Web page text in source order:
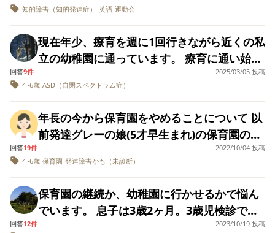
の、 やはり「あの子はたたく子だから･･･」
と、クラスで浮いている存在に。 積極奇異タ
イプで、友だちは欲しい息子は、時々、悲し
そうに 「ぼくだけ友だちができない」「嫌わ
れちゃった」と言ってます。 公立幼稚園だ
と、友だちとの関わりを、今よりはサポート
してくれると言っています。 （ただし、公立
幼稚園は、配慮が必要な園児の数がとても多
いので、 先生の手が足りていない様子もあり
ます･･･） シンプルに考えると、今すぐに転
園すべきなのですが、 小学校に入って、同じ
幼稚園出身の友だちが一人もいない環境とい
うのも 悩ましく･･･ 皆さんの率直なご意見、
的にも幼稚園の内容に全く付いて行けていな
いんです。 そして毎日でないにしろ別室待機
になるな ら、療育に毎日通う方が息子の為に
なるのでは？と思ってしまいます。 幼稚園か
ら逃げたい私の我が儘なのか 本当に一人で遊
ぶ時間がほとんどでも幼稚園に通うべきなの
か 分かりません。 皆さんは何を基準に幼稚園
に通える、通わせられると判断されました
か？
か？ 今の幼稚園には、問題ないから、無理矢
理でも幼稚園に連れてくれば大丈夫と言われ
るし、 誰に相談したらよいか分からず悩んで
います。 ※ちなみに、転園候補の園に見学し
に行ったのですが、 子供たちは皆良い子たち
で、息子のフォローしてくれたり、優しくし
てくれたのですが、 先生もしっかりしていて
優しいには優しかったのですが、 発達障害と
いったら、あまりいい顔をされませんでし
た… 発達障害のことをよく知らないようだっ
たので、療育の先生からお話してもらえる、
と話したら、それは大丈夫でしたが、 発達障
の先生がおられました。(資格は不明ですがふ
たりおられるとのこと)その園に体験見学にい
くと、息子は先生方に甘え、穏やかにニコニ
コ遊んだり休憩をとったり、自分のペースで
好きなことに取り組んでいました。また幼稚
の園児と手を繋ぎ、目を合わせて笑い合って
いました。。 就学をふまえて幼稚園に入園さ
せたのは、今では親のエゴだったかもしれな
いと思っています。 幼稚園で他の子どもの成
長と息子をくらべてしまう自分にも自己嫌悪
で、参観日が少し怖くもなりました。 息子が
自分らしくいられる小規模保育園に、思い切
って今すぐ転園希望を出してみようか。 もし
と仰られました。 私はその言葉を重く受け止
め、子供に無理をさせていたと反省し、沢山
の笑顔が見られる場所にと療育園への転園を
決意しました。 療育園へ見学に行き、手厚く
丁寧な保育にとても良い印象を持ちました。
ただ、お友達からの刺激やコミュニケーショ
ンなどは確かに弱く、主治医の先生の仰る通
り物足りなくなる可能性はあるかな、とは感
じました。 今の決意のまま療育園へ転園する
か？ 他の遊び中心の園へ年長から転園し、小
療育を受け弱い部分の底上げをしていくの
か？ 子供は環境の変化に弱い部分があり、慣
れるのに3ヵ月から半年くらいかかります。 5
た。そしたら○○ちゃんのお母さんが「私がチ
ョロチョロする子供を見てなかったのが悪い
し、大丈夫だよ。むしろ○○君(息子)が皆に
「小さい子泣かせていけないんだ～」って言
われて、泣きそうになって可哀想だったよ」
と言われました。 年中の担任の先生から「年
中になり始めて、息子さんがお友達から悪い
子や変な子って思われる雰囲気があった。だ
からその雰囲気を変えようとやってきまし
た。今は息子さんはお友達にはすごく優しい
んですよ。今日もお友達が喧嘩になって、叩
いているお友達の手を掴んで「ダメ」って言
って止めたんです。でも叩いているお友達も
興奮してたから、今度は息子さんが叩かれ
が少ないこと （連絡帳のやりとりも短文で
す） ・入園後、教育色が強く、厳しめの教育
方針だと感じた。（定型発達の子だと良さそ
うだけど、我が子には合ってないので
は...？） ・療育の先生にも厳しめの園だから
ついていくのは大変かもしれないと聞いた ・
年中、年長とどんどん活動のレベルが高くな
っていくのでついていけるのか不安であるこ
と ・運動会や発表会などの行事のたびに周り
の子との差を感じて不安が大きくなっている
こと ・加配がつけられず、年中からフリーの
先生も減ったこと そして、近所の公立の園だ
り＝病的な子」と認識しており不信感を抱き
ました。 更に、保育士の入れ替わりが結構あ
るように感じていて、年に3名（全体の保育士
は10名）あったので、もしかしてブラック保
育園なのか？と思い、転園を検討しました。
が、家から自転車で20分の所にあり、快く受
け入れOKしてもらい、先日幼稚園面接に行っ
て、母子分離で子供の様子を見てもらう際、
ずーとギャン泣きだったようですが、有難い
ことに合格させてもらえました。 でも、本当
に転園した方が我が子にとっていいのか、分
からなくなってきました。 受け入れOKの幼
稚園は、加配やフリーの先生が居ないため、
く、むしろしっかりしているので助けてもら
うこともよくあります。 歯医者では母は待合
室にいて、子どもひとりで治療にいけていま
す。 遊び広場でも時間を伝えれば、その時間
に片付けて帰れます。 大人数の体操教室も特
に問題なく参加できています。 支援センター
は家の様子ではなく、 幼稚園からの意見書で
こどもの発達を判断するそうです。 私が幼稚
園に何をいっても、 そうですよね、お母さ
ん、受け入れられないですよね、わかります
認定をされています。 確かに子育てで不都合
を感じてるなら 支援センターにいかせるべき
だとおもいます。 しかし、親は不都合をかん
加配の先生がついてサポートしてくれている
の入園でした） 3歳5ヶ月で受けた新版K式発
達検査ではDQ52。 発達年齢は1歳10ヶ月程度
という結果でした。先日精神児童発達の先生
にも診ていただき、自閉症の診断もつくと思
いますと言われました。発語は単語しか話せ
ず、身辺自立も難しいです。切り替えが難し
い場面があったり、多動気味でフラフラして
いることも多めです。 進級にあたり先日園か
ら年少にあがるとカリキュラムが増えてきて
大変になること、クラスの人数が増え先生の
数も少なくなり（園児３０人に対し先生2人）
知的障害（知的発達症）
英語 運動会
現在年少、療育を週に1回行きながら近くの私
立の幼稚園に通っています。 療育に通い始め
たのは言葉が遅くて、一斉指示を理解するの
が苦手だったからです。長袖から半袖への移
ティン化すれば大丈夫となりました。体幹も
弱いので元気いっぱいに見えますがやはり同
年代に比べて苦手な印象です。 昨年から小学
校の横の認定こども園に通わせるか悩んでい
ます。(加配制度あり) 現在通っている幼稚園
からはこのまま進級できる、フォローが必要
な頻度が減ったと言われました。 担任いわ
回答9件
2025/03/05 投稿
4~6歳 ASD（自閉スペクトラム症）
年長の今から保育園をやめることについて 以
前発達グレーの娘(5才早生まれ)の保育園の友
達関係について質問させてもらった者です。
あれから、年中の途中(4才半頃)からやっとお
る子も一人二人出てきて、一時はグループの
ようになって遊んでいてやっと一安心してい
回答19件
2022/10/04 投稿
4~6歳 保育園 発達障害かも（未診断）
保育園の継続か、幼稚園に行かせるかで悩ん
でいます。 息子は3歳2ヶ月。3歳児検診では
マイペース。相手の気持ちよりもやりたいこ
回答12件
2023/10/19 投稿